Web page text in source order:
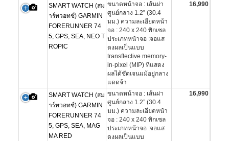
SMART WATCH (สม
าร์ทวอทช์) GARMIN
FORERUNNER 74
5, GPS, SEA, NEO T
ROPIC
ขนาดหน้าจอ : เส้นผ่า
ศูนย์กลาง 1.2” (30.4
มม.) ความละเอียดหน้า
จอ : 240 x 240 พิกเซล
ประเภทหน้าจอ :จอแส
ดงผลเป็นแบบ
transflective memory-
in-pixel (MIP) ที่แสดง
ผลได้ชัดเจนแม้อยู่กลาง
แดดจ้า
16,990
SMART WATCH (สม
าร์ทวอทช์) GARMIN
FORERUNNER 74
5, GPS, SEA, MAG
MA RED
ขนาดหน้าจอ : เส้นผ่า
ศูนย์กลาง 1.2” (30.4
มม.) ความละเอียดหน้า
จอ : 240 x 240 พิกเซล
ประเภทหน้าจอ :จอแส
ดงผลเป็นแบบ
16,990